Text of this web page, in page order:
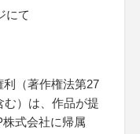
にて
（著作権法第27
む）は、作品が提
式会社に帰属